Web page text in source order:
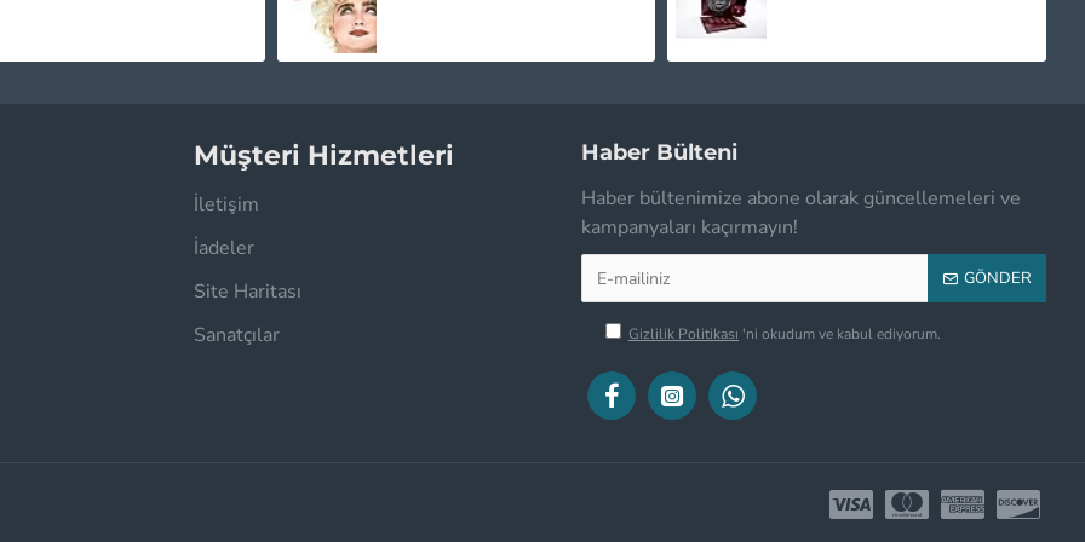
Müşteri Hizmetleri
İletişim
İadeler
Site Haritası
Sanatçılar
Haber Bülteni
Haber bültenimize abone olarak güncellemeleri ve
kampanyaları kaçırmayın!
GÖNDER
Gizlilik Politikası 'ni okudum ve kabul ediyorum.